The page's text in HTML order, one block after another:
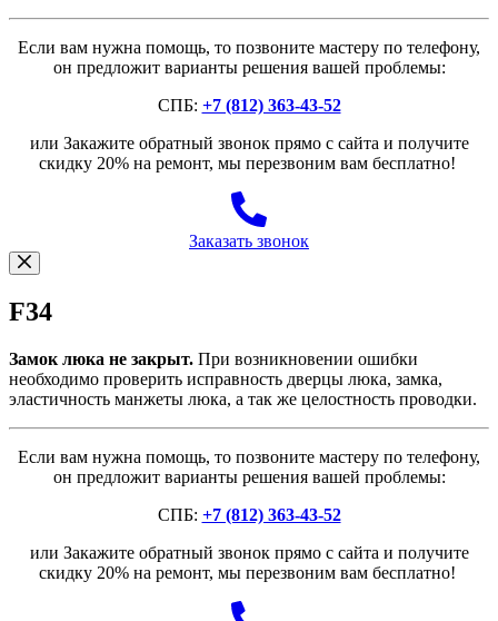
Если вам нужна помощь, то позвоните мастеру по телефону,
он предложит варианты решения вашей проблемы:
СПБ: +7 (812) 363-43-52
или Закажите обратный звонок прямо с сайта и получите
скидку 20% на ремонт, мы перезвоним вам бесплатно!
Заказать звонок
F34
Замок люка не закрыт. При возникновении ошибки
необходимо проверить исправность дверцы люка, замка,
эластичность манжеты люка, а так же целостность проводки.
Если вам нужна помощь, то позвоните мастеру по телефону,
он предложит варианты решения вашей проблемы:
СПБ: +7 (812) 363-43-52
или Закажите обратный звонок прямо с сайта и получите
скидку 20% на ремонт, мы перезвоним вам бесплатно!